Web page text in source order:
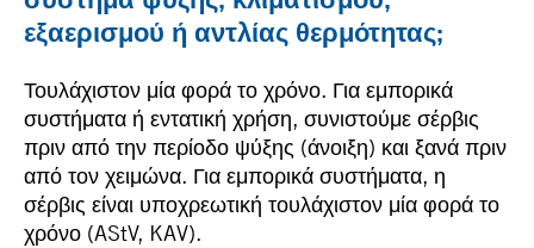
εξαερισμού ή αντλίας θερμότητας;
Τουλάχιστον μία φορά το χρόνο. Για εμπορικά
συστήματα ή εντατική χρήση, συνιστούμε σέρβις
πριν από την περίοδο ψύξης (άνοιξη) και ξανά πριν
από τον χειμώνα. Για εμπορικά συστήματα, η
σέρβις είναι υποχρεωτική τουλάχιστον μία φορά το
χρόνο (AStV, KAV).